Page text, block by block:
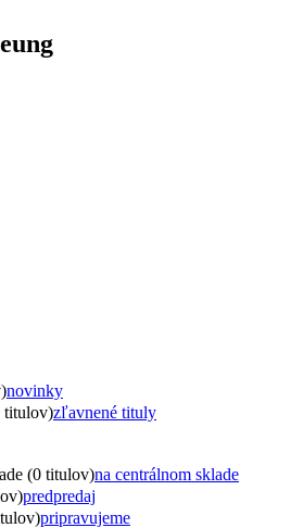
novinky
titulov)zľavnené tituly
(0 titulov)na centrálnom sklade
predpredaj
pripravujeme